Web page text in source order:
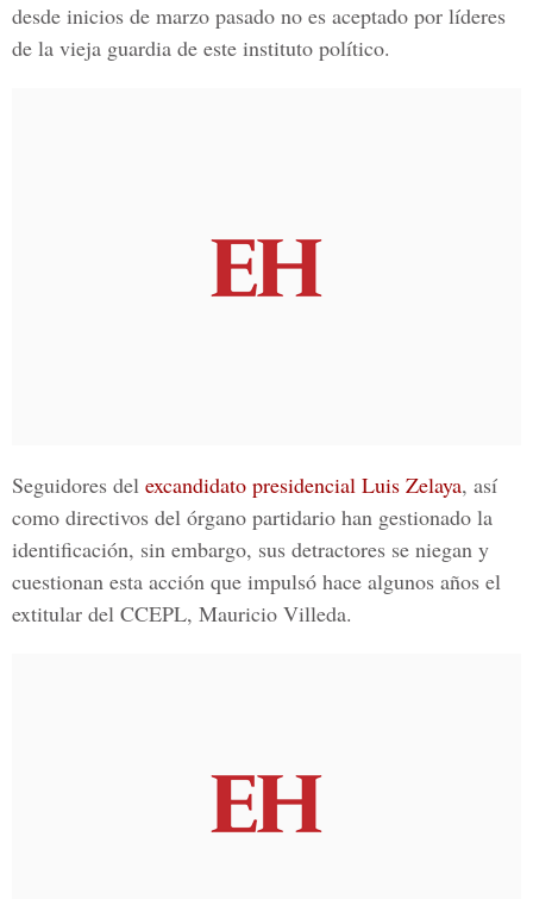
desde inicios de marzo pasado no es aceptado por líderes
de la vieja guardia de este instituto político.
Seguidores del excandidato presidencial Luis Zelaya, así
como directivos del órgano partidario han gestionado la
identificación, sin embargo, sus detractores se niegan y
cuestionan esta acción que impulsó hace algunos años el
extitular del CCEPL, Mauricio Villeda.